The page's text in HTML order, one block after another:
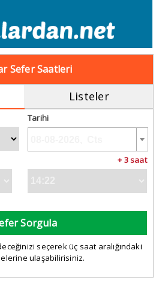
Sefer Saatleri
Listeler
Tarihi
+ 3 saat
Sorgula
seçerek üç saat aralığındaki
ulaşabilirisiniz.